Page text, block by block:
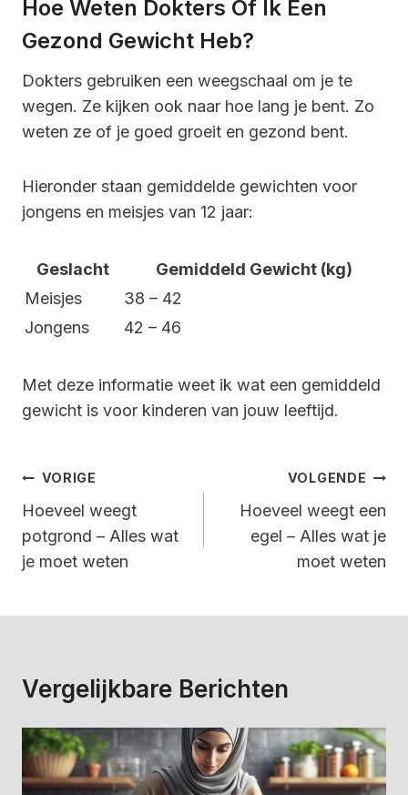
Hoe Weten Dokters Of Ik Een
Gezond Gewicht Heb?
Dokters gebruiken een weegschaal om je te
wegen. Ze kijken ook naar hoe lang je bent. Zo
weten ze of je goed groeit en gezond bent.
Hieronder staan gemiddelde gewichten voor
jongens en meisjes van 12 jaar:
Geslacht
Gemiddeld Gewicht (kg)
Meisjes
38 – 42
Jongens
42 – 46
Met deze informatie weet ik wat een gemiddeld
gewicht is voor kinderen van jouw leeftijd.
Bericht
Navigatie
VORIGE
Hoeveel weegt
potgrond – Alles wat
je moet weten
VOLGENDE
Hoeveel weegt een
egel – Alles wat je
moet weten
Vergelijkbare Berichten